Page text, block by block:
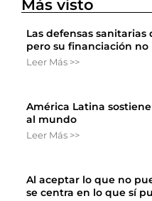
Más visto
Las defensas
pero su financiación no
Leer Más >>
América Latina
al mundo
Leer Más >>
Al aceptar lo que no
se centra en lo que sí